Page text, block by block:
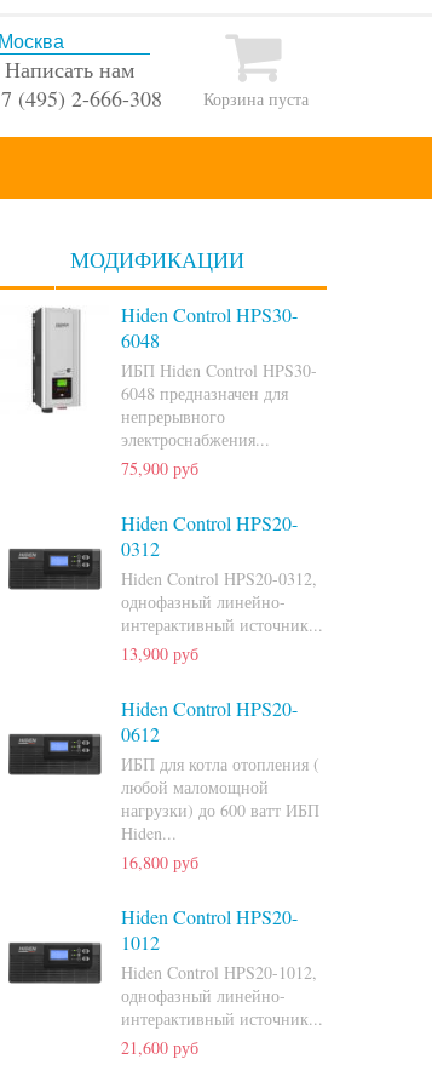
Написать нам
7 (495) 2-666-308
Корзина пуста
МОДИФИКАЦИИ
Hiden Control HPS30-
6048
ИБП Hiden Control HPS30-
6048 предназначен для
непрерывного
электроснабжения...
75,900 руб
Hiden Control HPS20-
0312
Hiden Control HPS20-0312,
однофазный линейно-
интерактивный источник...
13,900 руб
Hiden Control HPS20-
0612
ИБП для котла отопления (
любой маломощной
нагрузки) до 600 ватт ИБП
Hiden...
16,800 руб
Hiden Control HPS20-
1012
Hiden Control HPS20-1012,
однофазный линейно-
интерактивный источник...
21,600 руб